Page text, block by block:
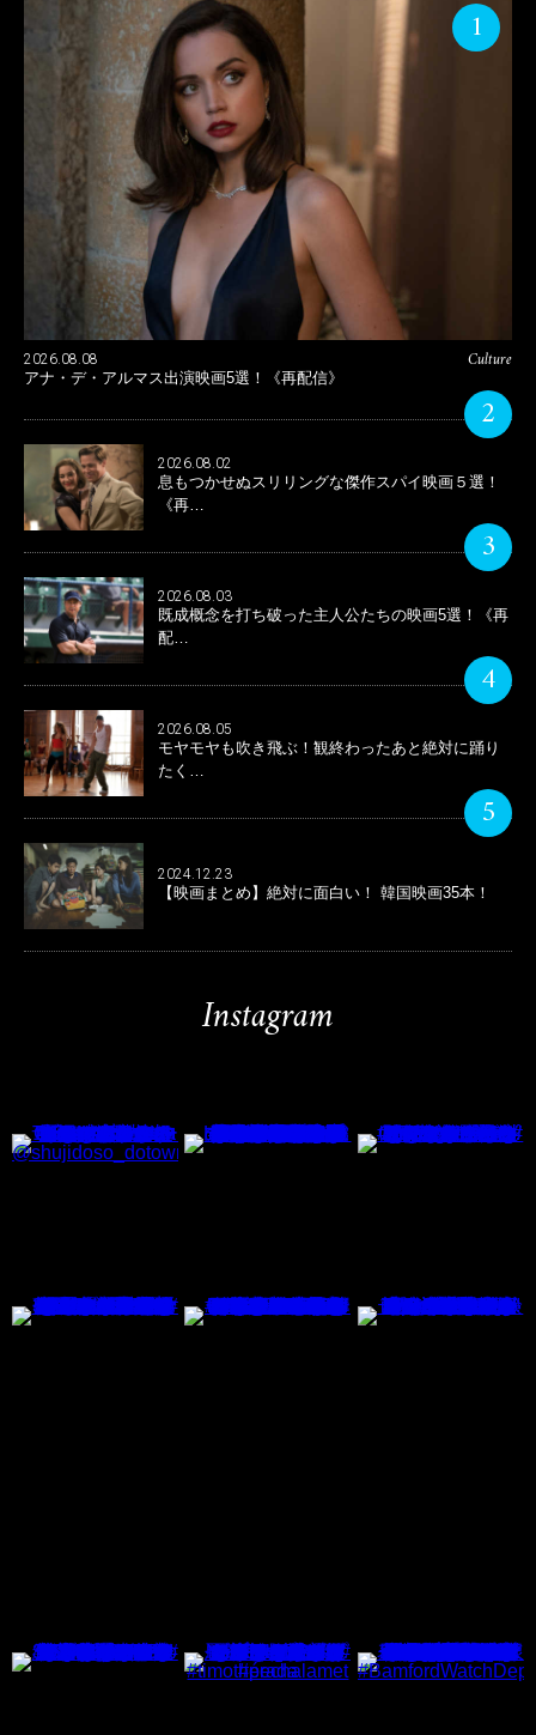
1
Culture
2026.08.08
アナ・デ・アルマス出演映画5選！《再配信》
2
2026.08.02
息もつかせぬスリリングな傑作スパイ映画５選！
《再…
3
2026.08.03
既成概念を打ち破った主人公たちの映画5選！《再
配…
4
2026.08.05
モヤモヤも吹き飛ぶ！観終わったあと絶対に踊り
たく…
5
2024.12.23
【映画まとめ】絶対に面白い！ 韓国映画35本！
Instagram